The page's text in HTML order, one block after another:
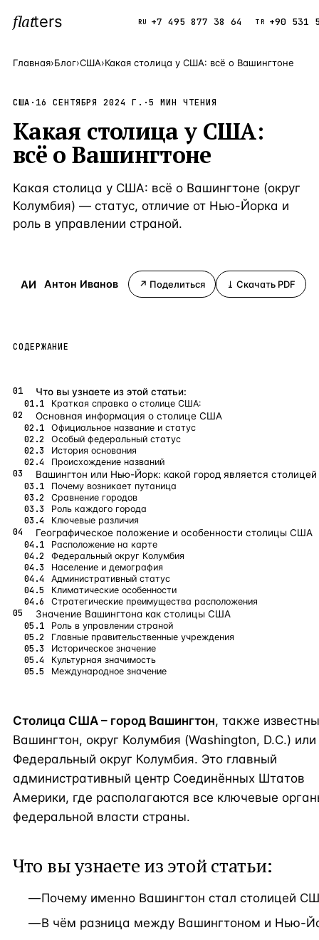
flatters RU +7 495 877 38 64 TR +90 531
Россия —Страна 8 554
— Страна 3 906
Таиланд —Страна
Сочи —Локация Россия · 3
Стамбул —Локация
Анталия —Локация
ЧАСТО ИЩУТ
Турция Россия Испания
ВСЕ НАПРАВЛЕНИЯ →
Главная›Блог›США›Какая столица у США: всё о Вашингтоне
США · 16 СЕНТЯБРЯ 2024 Г. ·5 МИН ЧТЕНИЯ
Какая столица у США:
всё о Вашингтоне
Какая столица у США: всё о Вашингтоне (округ
Колумбия) — статус, отличие от Нью-Йорка и
роль в управлении страной.
АИ Антон Иванов ↗ Поделиться ⤓ Скачать PDF
СОДЕРЖАНИЕ
Что вы узнаете из этой статьи:
Краткая справка о столице США:
Основная информация о столице США
Официальное название и статус
Особый федеральный статус
История основания
Происхождение названий
Вашингтон или Нью-Йорк: какой город является
Почему возникает путаница
Сравнение городов
Роль каждого города
Ключевые различия
Географическое положение и особенности столицы США
Расположение на карте
Федеральный округ Колумбия
Население и демография
Административный статус
Климатические особенности
Стратегические преимущества расположения
Значение Вашингтона как столицы США
Роль в управлении страной
Главные правительственные учреждения
Историческое значение
Культурная значимость
Международное значение
Столица США – город Вашингтон, также
Вашингтон, округ Колумбия (Washington, D.C.) или
Федеральный округ Колумбия. Это главный
административный центр Соединённых Штатов
Америки, где располагаются все ключевые
федеральной власти страны.
Что вы узнаете из этой статьи:
Почему именно Вашингтон стал столицей
В чём разница между Вашингтоном и Нью-